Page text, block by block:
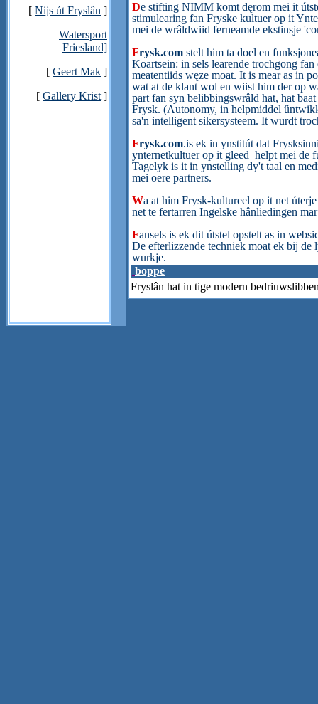
[ Nijs út Fryslân ]
Watersport
Friesland]
[ Geert Mak ]
[ Gallery Krist ]
De stifting NIMM komt dęrom mei it
stimulearing fan Fryske kultuer op it
mei de wrâldwiid ferneamde ekstinsje
Frysk.com stelt him ta doel en
Koartsein: in sels learende trochgong
meatentiids węze moat. It is mear as in
wat at de klant wol en wiist him der op
part fan syn belibbingswrâld hat, hat
Frysk. (Autonomy, in helpmiddel
sa'n intelligent sikersysteem. It wurdt
Frysk.com.is ek in ynstitút dat
ynternetkultuer op it gleed helpt mei de
Tagelyk is it in ynstelling dy't taal en
mei oere partners.
Wa at him Frysk-kultureel op it net
net te fertarren Ingelske hânliedingen
Fansels is ek dit útstel opstelt as in
De efterlizzende techniek moat ek bij
wurkje.
boppe
Fryslân hat in tige modern